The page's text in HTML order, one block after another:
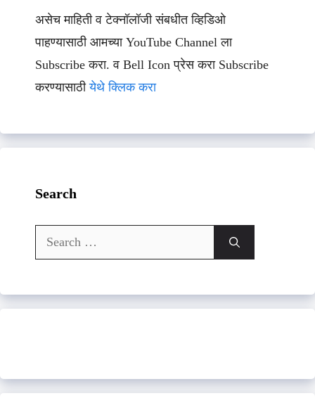
असेच माहिती व टेक्नॉलॉजी संबधीत व्हिडिओ
पाहण्यासाठी आमच्या YouTube Channel ला
Subscribe करा. व Bell Icon प्रेस करा Subscribe
करण्यासाठीयेथे क्लिक करा
Search
Search
for: